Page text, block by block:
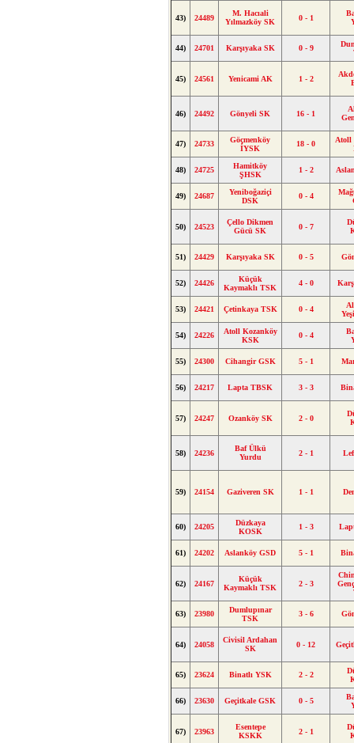
43) 24489
M. Hacıali
Yılmazköy SK
0 - 1
44) 24701 Karşıyaka SK 0 - 9
45) 24561 Yenicami AK 1 - 2
46) 24492 Gönyeli SK 16 - 1
47) 24733
Göçmenköy
İYSK
18 - 0
Atoll
48) 24725
Hamitköy
ŞHSK
1 - 2
49) 24687
Yeniboğaziçi
DSK
0 - 4
50) 24523
Çello Dikmen
Gücü SK
0 - 7
51) 24429 Karşıyaka SK 0 - 5
52) 24426
Küçük
Kaymaklı TSK
4 - 0
53) 24421 Çetinkaya TSK 0 - 4
54) 24226
Atoll Kozanköy
KSK
0 - 4
55) 24300 Cihangir GSK 5 - 1
56) 24217 Lapta TBSK 3 - 3
57) 24247 Ozanköy SK 2 - 0
58) 24236
Baf Ülkü
Yurdu
2 - 1
59) 24154 Gaziveren SK 1 - 1
60) 24205
Düzkaya
KOSK
1 - 3
61) 24202 Aslanköy GSD 5 - 1
62) 24167
Küçük
Kaymaklı TSK
2 - 3
63) 23980
Dumlupınar
TSK
3 - 6
64) 24058
Civisil Ardahan
SK
0 - 12
65) 23624 Binatlı YSK 2 - 2
66) 23630 Geçitkale GSK 0 - 5
67) 23963
Esentepe
KSKK
2 - 1